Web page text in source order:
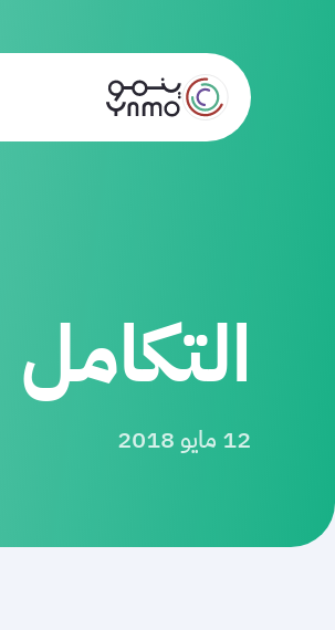
12 مايو 2018